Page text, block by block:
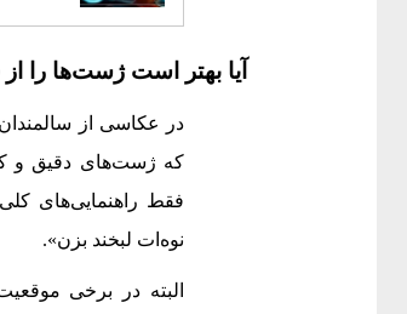
آیا بهتر است ژست‌ها را
در عکاسی از
که ژست‌های دقیق و
فقط راهنمایی‌های کلی
نوه‌ات لبخند بزن».
البته در برخی